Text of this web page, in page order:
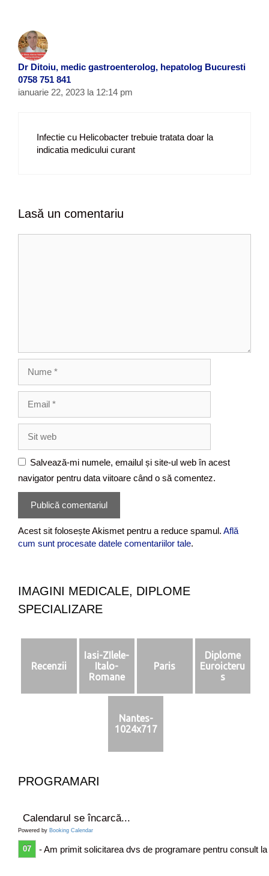
Dr Ditoiu, medic gastroenterolog, hepatolog Bucuresti
0758 751 841
ianuarie 22, 2023 la 12:14 pm
Infectie cu Helicobacter trebuie tratata doar la
indicatia medicului curant
Lasă un comentariu
u
m
a
l
w
e
b
Salvează-mi numele, emailul și site-ul web în acest
navigator pentru data viitoare când o să comentez.
Acest sit folosește Akismet pentru a reduce spamul. Află
cum sunt procesate datele comentariilor tale.
IMAGINI MEDICALE, DIPLOME
SPECIALIZARE
Recenzii
Iasi-ZIlele-
Italo-
Romane
Paris
Diplome
Euroicteru
s
Nantes-
1024x717
PROGRAMARI
Calendarul se încarcă...
Powered by Booking Calendar
07 - Am primit solicitarea dvs de programare pentru consult